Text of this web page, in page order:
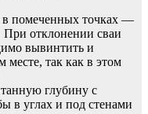
в помеченных точках —
При отклонении сваи
вывинтить и
месте, так как в этом
глубину с
в углах и под стенами